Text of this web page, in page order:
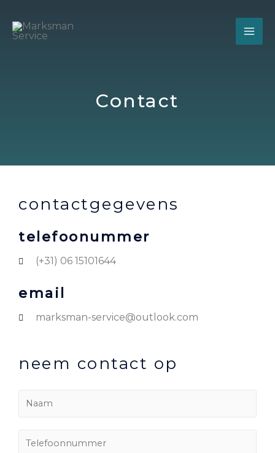
Contact
contactgegevens
telefoonummer
(+31) 06 15101644
email
marksman-service@outlook.com
neem contact op